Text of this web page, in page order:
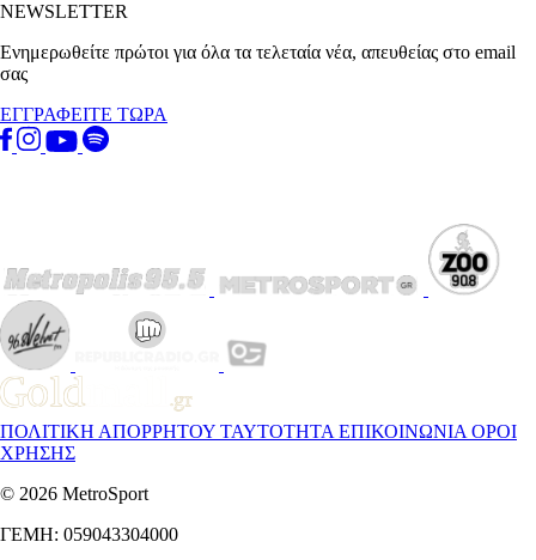
NEWSLETTER
Ενημερωθείτε πρώτοι για όλα τα τελεταία νέα, απευθείας στο email
σας
ΕΓΓΡΑΦΕΙΤΕ ΤΩΡΑ
ΠΟΛΙΤΙΚΗ ΑΠΟΡΡΗΤΟΥ ΤΑΥΤΟΤΗΤΑ ΕΠΙΚΟΙΝΩΝΙΑ ΟΡΟΙ
ΧΡΗΣΗΣ
© 2026 MetroSport
ΓΕΜΗ: 059043304000